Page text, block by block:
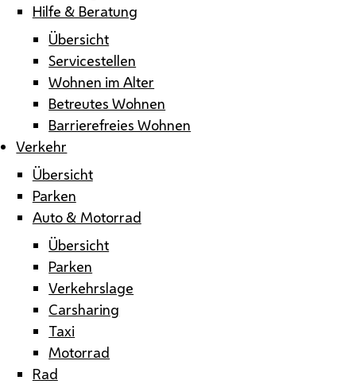
Hilfe & Beratung
Übersicht
Servicestellen
Wohnen im Alter
Betreutes Wohnen
Barrierefreies Wohnen
Verkehr
Übersicht
Parken
Auto & Motorrad
Übersicht
Parken
Verkehrslage
Carsharing
Taxi
Motorrad
Rad